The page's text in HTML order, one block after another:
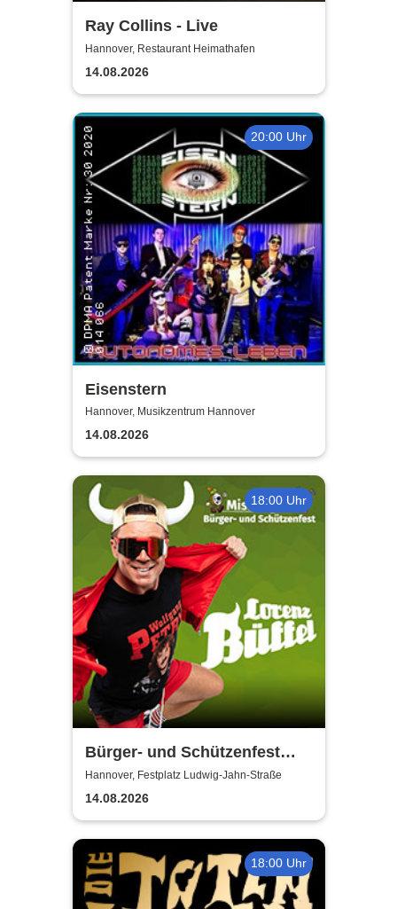
Ray Collins - Live
Hannover, Restaurant Heimathafen
14.08.2026
20:00 Uhr
Eisenstern
Hannover, Musikzentrum Hannover
14.08.2026
18:00 Uhr
Bürger- und Schützenfest
Misburg
Hannover, Festplatz Ludwig-Jahn-Straße
14.08.2026
18:00 Uhr